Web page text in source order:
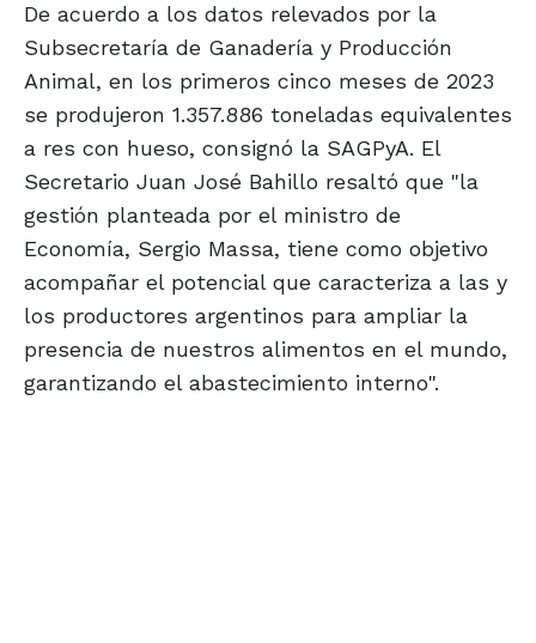
De acuerdo a los datos relevados por la
Subsecretaría de Ganadería y Producción
Animal, en los primeros cinco meses de 2023
se produjeron 1.357.886 toneladas equivalentes
a res con hueso, consignó la SAGPyA. El
Secretario Juan José Bahillo resaltó que "la
gestión planteada por el ministro de
Economía, Sergio Massa, tiene como objetivo
acompañar el potencial que caracteriza a las y
los productores argentinos para ampliar la
presencia de nuestros alimentos en el mundo,
garantizando el abastecimiento interno".